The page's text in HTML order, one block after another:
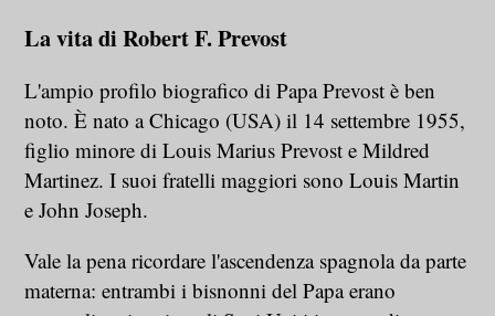
La vita di Robert F. Prevost
L'ampio profilo biografico di Papa Prevost è ben
noto. È nato a Chicago (USA) il 14 settembre 1955,
figlio minore di Louis Marius Prevost e Mildred
Martinez. I suoi fratelli maggiori sono Louis Martin
e John Joseph.
Vale la pena ricordare l'ascendenza spagnola da parte
materna: entrambi i bisnonni del Papa erano